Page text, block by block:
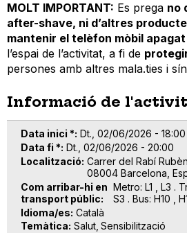
MOLT IMPORTANT: Es prega no
after-shave, ni d’altres
mantenir el telèfon mòbil apagat
l’espai de l’activitat, a fi de
persones amb altres mala.ties i
Informació de
Data inici * Dt., 02/06/2026 - 18:00
Data fi * Dt., 02/06/2026 - 20:00
Localització Carrer del Rabí
08004 Barcelona,
Com arribar-hi en
transport públic
Metro: L1 , L3 .
S3 . Bus: H10 ,
Idioma/es Català
Temàtica Salut Sensibilització